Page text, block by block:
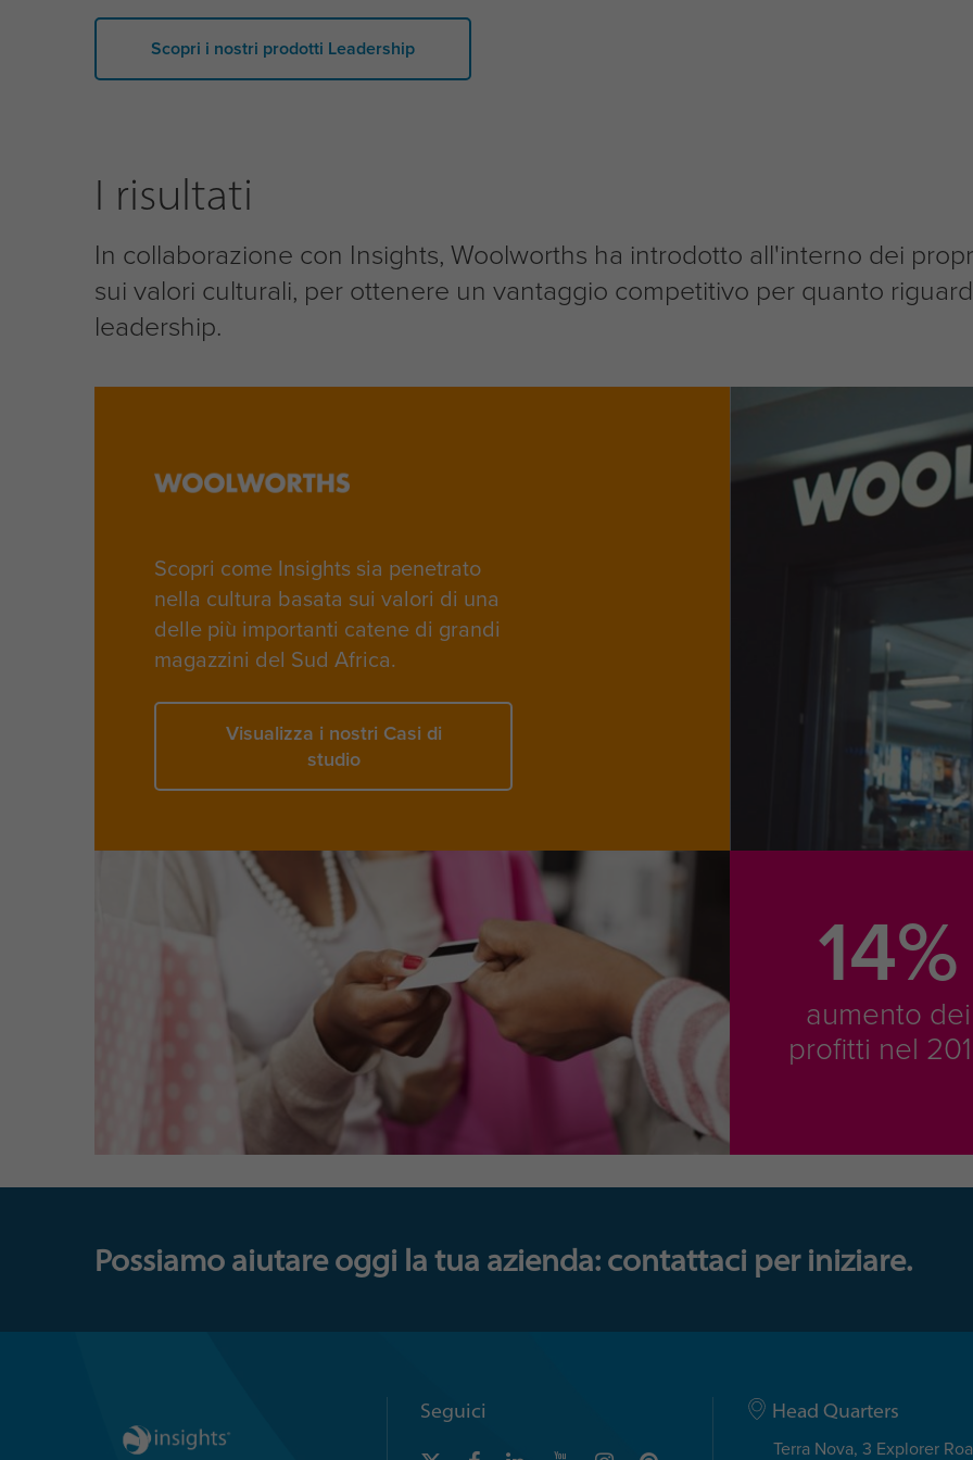
Scopri i nostri prodotti Leadership
I risultati
In collaborazione con Insights, Woolworths ha introdotto all'interno dei
sui valori culturali, per ottenere un vantaggio competitivo per quanto
leadership.
Scopri come Insights sia penetrato
nella cultura basata sui valori di una
delle più importanti catene di grandi
magazzini del Sud Africa.
Visualizza i nostri Casi di
studio
14%
aumento dei
profitti nel
Possiamo aiutare oggi la tua azienda: contattaci per iniziare.
Seguici Head Quarters
Terra Nova, 3 Explorer